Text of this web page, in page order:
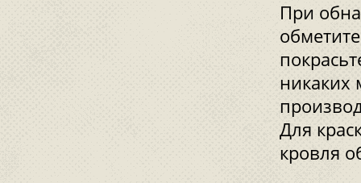
При
никаких
Для
кровля